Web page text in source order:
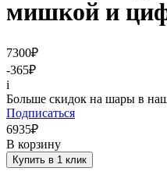
мишкой и
7300₽
-365₽
i
Больше скидок на шары в
Подписаться
6935₽
В корзину
Купить в 1 клик